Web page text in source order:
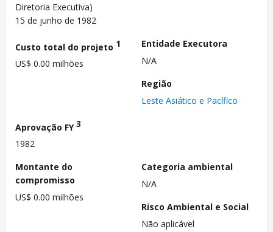
Diretoria Executiva)
15 de junho de 1982
Custo total do projeto 1
US$ 0.00 milhões
Entidade Executora
N/A
Região
Leste Asiático e Pacífico
Aprovação FY3
1982
Montante do
compromisso
US$ 0.00 milhões
Categoria ambiental
N/A
Risco Ambiental e Social
Não aplicável